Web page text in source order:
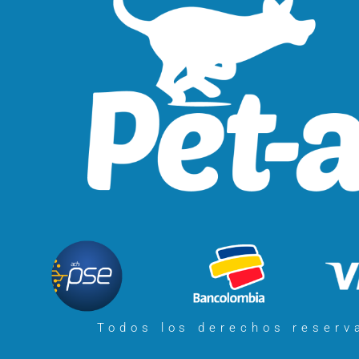
Todos los derechos